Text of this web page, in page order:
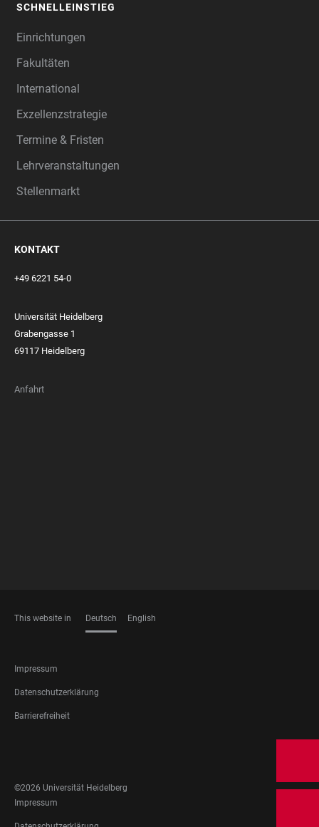
SCHNELLEINSTIEG
Einrichtungen
Fakultäten
International
Exzellenzstrategie
Termine & Fristen
Lehrveranstaltungen
Stellenmarkt
KONTAKT
+49 6221 54-0
Universität Heidelberg
Grabengasse 1
69117 Heidelberg
Anfahrt
This website in Deutsch English
FOOTER
LEGAL
Impressum
Datenschutzerklärung
Barrierefreiheit
MEDIA
©2026 Universität Heidelberg
FOOTER
LEGAL
Impressum